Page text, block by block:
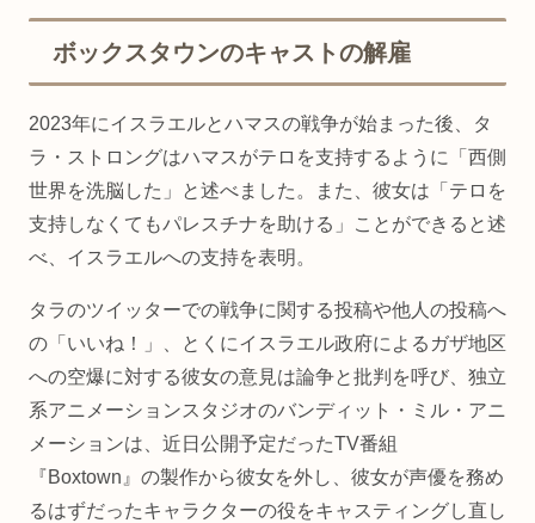
ボックスタウンのキャストの解雇
2023年にイスラエルとハマスの戦争が始まった後、タ
ラ・ストロングはハマスがテロを支持するように「西側
世界を洗脳した」と述べました。また、彼女は「テロを
支持しなくてもパレスチナを助ける」ことができると述
べ、イスラエルへの支持を表明。
タラのツイッターでの戦争に関する投稿や他人の投稿へ
の「いいね！」、とくにイスラエル政府によるガザ地区
への空爆に対する彼女の意見は論争と批判を呼び、独立
系アニメーションスタジオのバンディット・ミル・アニ
メーションは、近日公開予定だったTV番組
『Boxtown』の製作から彼女を外し、彼女が声優を務め
るはずだったキャラクターの役をキャスティングし直し